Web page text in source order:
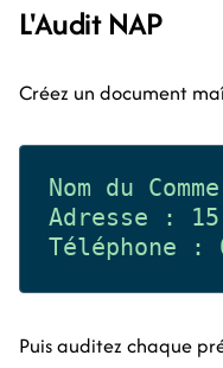
L'Audit NAP
Créez un document
Nom du
Adresse :
Puis auditez chaque